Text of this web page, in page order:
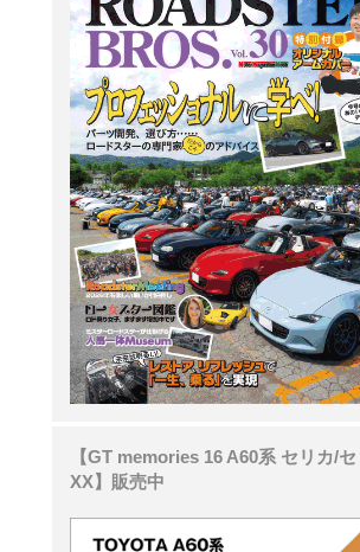
【GT memories 16 A60系 セリカ/
XX】販売中